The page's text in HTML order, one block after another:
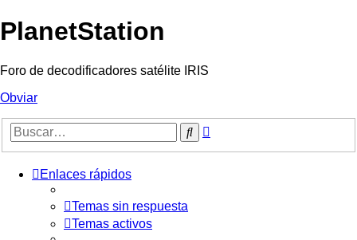
PlanetStation
Foro de decodificadores satélite IRIS
Obviar
Buscar
Enlaces rápidos
Temas sin respuesta
Temas activos